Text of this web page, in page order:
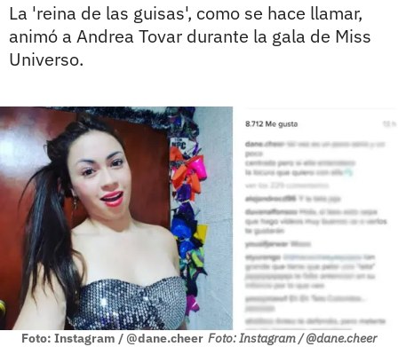
La 'reina de las guisas', como se hace llamar,
animó a Andrea Tovar durante la gala de Miss
Universo.
Foto: Instagram / @dane.cheer Foto: Instagram / @dane.cheer